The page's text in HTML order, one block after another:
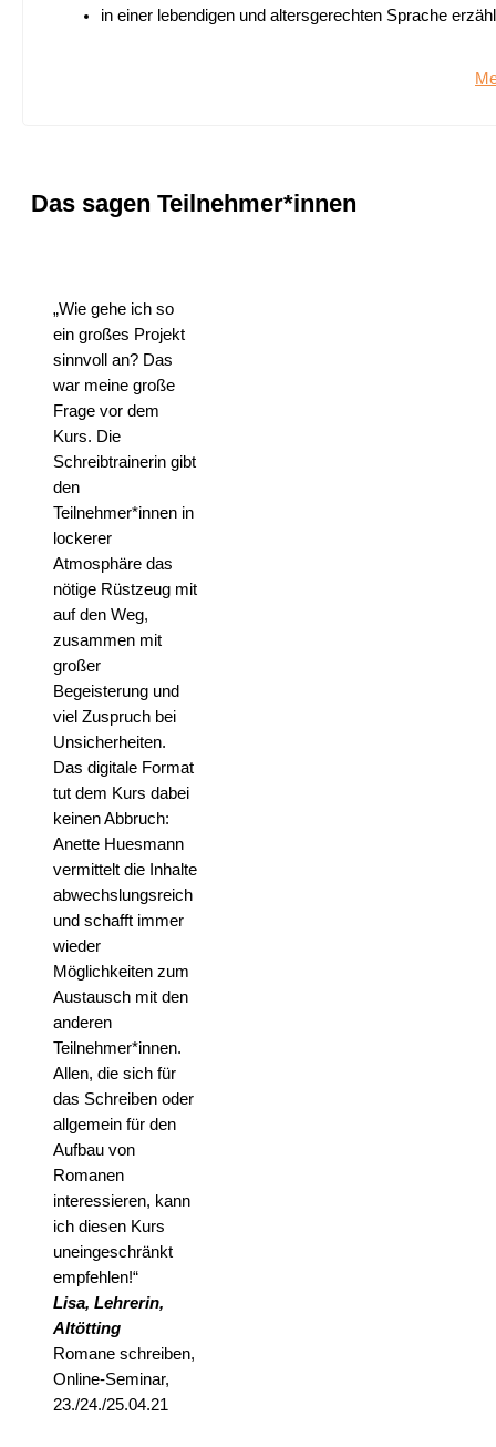
in einer lebendigen und altersgerechten Sprache
Das sagen Teilnehmer*innen
„Wie gehe ich so
ein großes Projekt
sinnvoll an? Das
war meine große
Frage vor dem
Kurs. Die
Schreibtrainerin gibt
den
Teilnehmer*innen in
lockerer
Atmosphäre das
nötige Rüstzeug mit
auf den Weg,
zusammen mit
großer
Begeisterung und
viel Zuspruch bei
Unsicherheiten.
Das digitale Format
tut dem Kurs dabei
keinen Abbruch:
Anette Huesmann
vermittelt die Inhalte
abwechslungsreich
und schafft immer
wieder
Möglichkeiten zum
Austausch mit den
anderen
Teilnehmer*innen.
Allen, die sich für
das Schreiben oder
allgemein für den
Aufbau von
Romanen
interessieren, kann
ich diesen Kurs
uneingeschränkt
empfehlen!“
Lisa, Lehrerin,
Altötting
Romane schreiben,
Online-Seminar,
23./24./25.04.21